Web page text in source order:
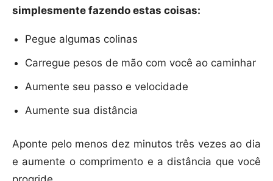
simplesmente fazendo estas coisas:
Pegue algumas colinas
Carregue pesos de mão com você ao caminhar
Aumente seu passo e velocidade
Aumente sua distância
Aponte pelo menos dez minutos três vezes ao dia
e aumente o comprimento e a distância que você